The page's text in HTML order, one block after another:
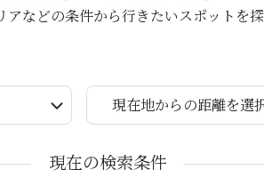
アなどの条件から行きたいスポットを探
現在地からの距離を選
現在の検索条件